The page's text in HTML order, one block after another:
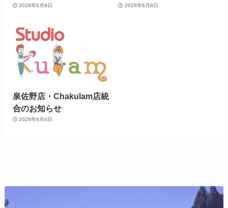
2026年6月8日 2026年6月8日
泉佐野店・Chakulam店統
合のお知らせ
2026年6月4日